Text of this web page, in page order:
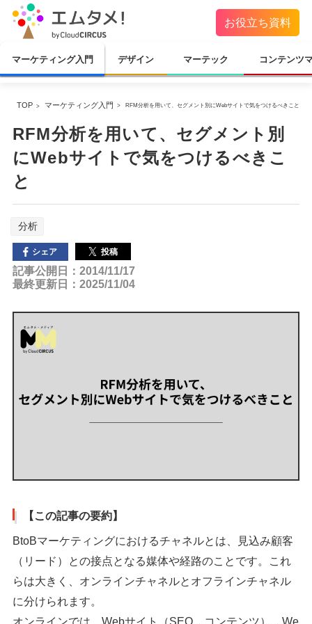
お役立ち資料
マーケティング入門 デザイン マーテック コンテンツ
TOP マーケティング入門 RFM分析を用いて、セグメント別にWebサイトで気をつけるべきこと
RFM分析を用いて、セグメント別
にWebサイトで気をつけるべきこ
と
分析
シェア 投稿
記事公開日：2014/11/17
最終更新日：2025/11/04
【この記事の要約】
BtoBマーケティングにおけるチャネルとは、見込み顧客
（リード）との接点となる媒体や経路のことです。これ
らは大きく、オンラインチャネルとオフラインチャネル
に分けられます。
オンラインでは、Webサイト（SEO、コンテンツ）、We